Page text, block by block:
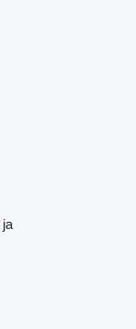
ja